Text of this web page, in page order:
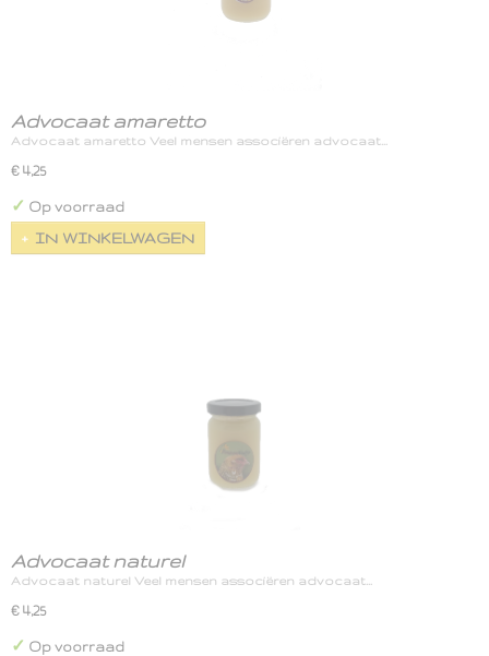
Advocaat amaretto
Advocaat amaretto Veel mensen associëren advocaat…
€ 4,25
✓ Op voorraad
IN WINKELWAGEN
Advocaat naturel
Advocaat naturel Veel mensen associëren advocaat…
€ 4,25
✓ Op voorraad